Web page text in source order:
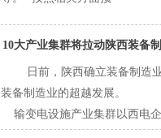
10大产业集群将拉动陕西装备
日前，陕西确立装备制造业
装备制造业的超越发展。
输变电设施产业集群以西电